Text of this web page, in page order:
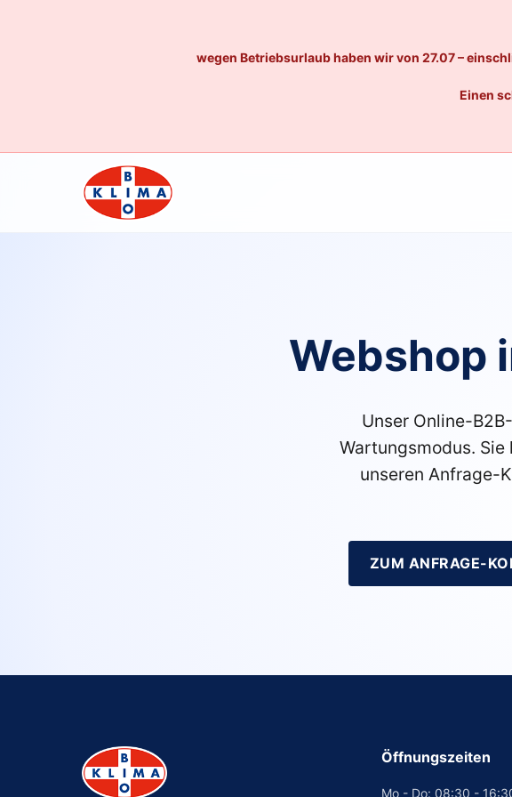
wegen Betriebsurlaub haben wir von 27.07 –
Einen
Webshop
Unser Online-
Wartungsmodus.
unseren Anfrage-
ZUM ANFRAGE-
Öffnungszeiten
Mo - Do: 08:30 -